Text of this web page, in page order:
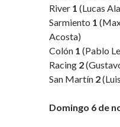
River 1 (Lucas
Sarmiento 1
Acosta)
Colón 1 (Pablo
Racing 2
San Martín 2
Domingo 6 de